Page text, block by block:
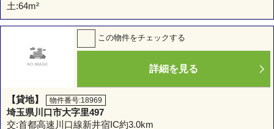
土:64m²
この物件をチェックする
詳細を見る
【貸地】 物件番号:18969
埼玉県川口市大字里497
交:首都高速川口線新井宿IC約3.0km